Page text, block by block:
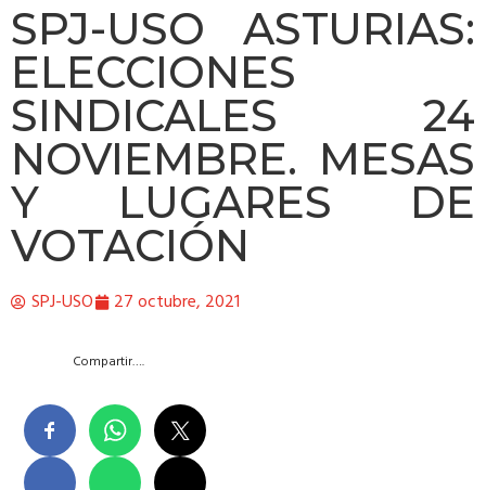
SPJ-USO ASTURIAS:
ELECCIONES
SINDICALES 24
NOVIEMBRE. MESAS
Y LUGARES DE
VOTACIÓN
SPJ-USO 27 octubre, 2021
Compartir….